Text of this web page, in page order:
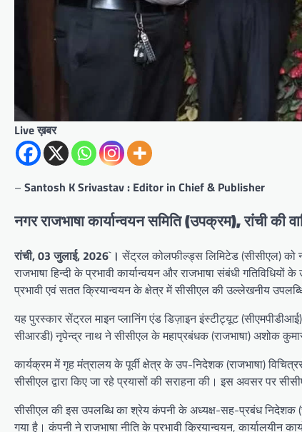
Live ख़बर
– Santosh K Srivastav : Editor in Chief & Publisher
नगर राजभाषा कार्यान्वयन समिति (उपक्रम), रांची की
रांची, 03 जुलाई, 2026` । सेंट्रल कोलफील्ड्स लिमिटेड (सीसीएल) को
राजभाषा हिन्दी के प्रभावी कार्यान्वयन और राजभाषा संबंधी
प्रभावी एवं सतत क्रियान्वयन के क्षेत्र में सीसीएल की उल्लेखनीय उपलब्धि
यह पुरस्कार सेंट्रल माइन प्लानिंग एंड डिज़ाइन इंस्टीट्यूट
सीआरडी) नृपेन्द्र नाथ ने सीसीएल के महाप्रबंधक (राजभाषा) अशोक
कार्यक्रम में गृह मंत्रालय के पूर्वी क्षेत्र के उप-निदेशक (राजभाषा)
सीसीएल द्वारा किए जा रहे प्रयासों की सराहना की। इस अवसर पर
सीसीएल की इस उपलब्धि का श्रेय कंपनी के अध्यक्ष-सह-प्रबंध निदेशक
गया है। कंपनी ने राजभाषा नीति के प्रभावी क्रियान्वयन, कार्यालयीन